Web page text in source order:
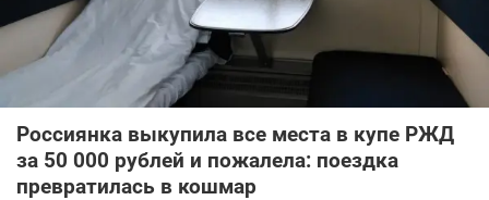
Россиянка выкупила все места в купе РЖД
за 50 000 рублей и пожалела: поездка
превратилась в кошмар